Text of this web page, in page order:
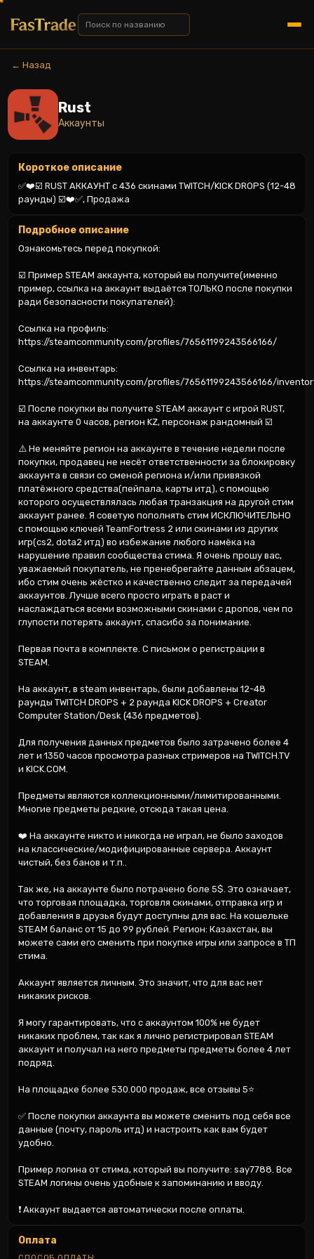
← Назад
Rust
Аккаунты
Короткое описание
✅❤️☑️ RUST АККАУНТ с 436 скинами TWITCH/KICK DROPS (12-48
раунды) ☑️❤️✅, Продажа
Подробное описание
Ознакомьтесь перед покупкой:
☑️ Пример STEAM аккаунта, который вы получите(именно
пример, ссылка на аккаунт выдаётся ТОЛЬКО после покупки
ради безопасности покупателей):
Ссылка на профиль:
https://steamcommunity.com/profiles/76561199243566166/
Ссылка на инвентарь:
https://steamcommunity.com/profiles/76561199243566166/
☑️ После покупки вы получите STEAM аккаунт с игрой RUST,
на аккаунте 0 часов, регион KZ, персонаж рандомный ☑️
⚠️ Не меняйте регион на аккаунте в течение недели после
покупки, продавец не несёт ответственности за блокировку
аккаунта в связи со сменой региона и/или привязкой
платёжного средства(пейпала, карты итд), с помощью
которого осуществлялась любая транзакция на другой стим
аккаунт ранее. Я советую пополнять стим ИСКЛЮЧИТЕЛЬНО
с помощью ключей TeamFortress 2 или скинами из других
игр(cs2, dota2 итд) во избежание любого намёка на
нарушение правил сообщества стима. Я очень прошу вас,
уважаемый покупатель, не пренебрегайте данным абзацем,
ибо стим очень жёстко и качественно следит за передачей
аккаунтов. Лучше всего просто играть в раст и
наслаждаться всеми возможными скинами с дропов, чем по
глупости потерять аккаунт, спасибо за понимание.
Первая почта в комплекте. С письмом о регистрации в
STEAM.
На аккаунт, в steam инвентарь, были добавлены 12-48
раунды TWITCH DROPS + 2 раунда KICK DROPS + Creator
Computer Station/Desk (436 предметов).
Для получения данных предметов было затрачено более 4
лет и 1350 часов просмотра разных стримеров на TWITCH.TV
и KICK.COM.
Предметы являются коллекционными/лимитированными.
Многие предметы редкие, отсюда такая цена.
❤️ На аккаунте никто и никогда не играл, не было заходов
на классические/модифицированные сервера. Аккаунт
чистый, без банов и т.п..
Так же, на аккаунте было потрачено боле 5$. Это означает,
что торговая площадка, торговля скинами, отправка игр и
добавления в друзья будут доступны для вас. На кошельке
STEAM баланс от 15 до 99 рублей. Регион: Казахстан, вы
можете сами его сменить при покупке игры или запросе в ТП
стима.
Аккаунт является личным. Это значит, что для вас нет
никаких рисков.
Я могу гарантировать, что с аккаунтом 100% не будет
никаких проблем, так как я лично регистрировал STEAM
аккаунт и получал на него предметы предметы более 4 лет
подряд.
На площадке более 530.000 продаж, все отзывы 5⭐
✅ После покупки аккаунта вы можете сменить под себя все
данные (почту, пароль итд) и настроить как вам будет
удобно.
Пример логина от стима, который вы получите: say7788. Все
STEAM логины очень удобные к запоминанию и вводу.
❗ Аккаунт выдается автоматически после оплаты.
Оплата